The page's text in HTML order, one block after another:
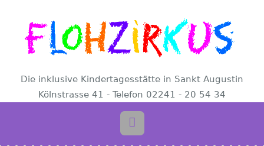
Die inklusive Kindertagesstätte in Sankt Augustin
Kölnstrasse 41 - Telefon 02241 - 20 54 34